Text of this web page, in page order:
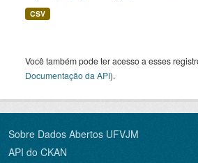
CSV
Você também pode ter acesso a esses
Documentação da API).
Sobre Dados Abertos UFVJM
API do CKAN